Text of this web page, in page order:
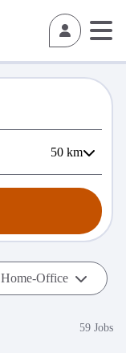
50 km
Home-Office
59 Jobs